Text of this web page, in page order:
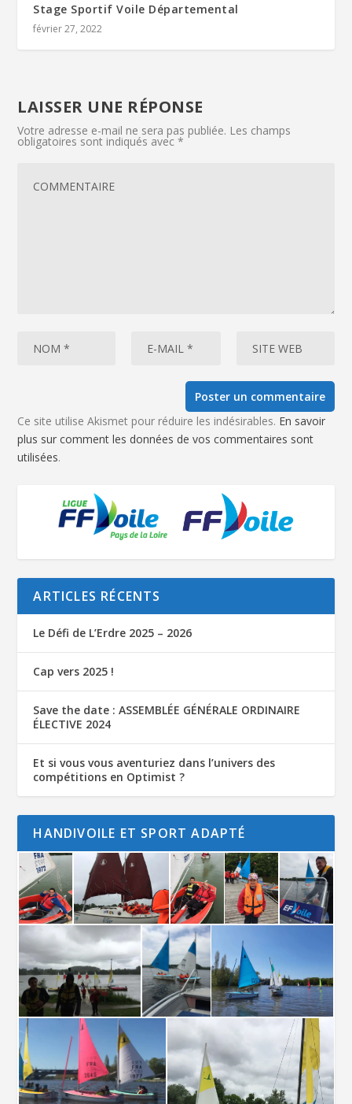
Stage Sportif Voile Départemental
février 27, 2022
LAISSER UNE RÉPONSE
Votre adresse e-mail ne sera pas publiée. Les champs
obligatoires sont indiqués avec*
Ce site utilise Akismet pour réduire les indésirables. En savoir
plus sur comment les données de vos commentaires sont
utilisées.
ARTICLES RÉCENTS
Le Défi de L’Erdre 2025 – 2026
Cap vers 2025 !
Save the date : ASSEMBLÉE GÉNÉRALE ORDINAIRE
ÉLECTIVE 2024
Et si vous vous aventuriez dans l’univers des
compétitions en Optimist ?
HANDIVOILE ET SPORT ADAPTÉ